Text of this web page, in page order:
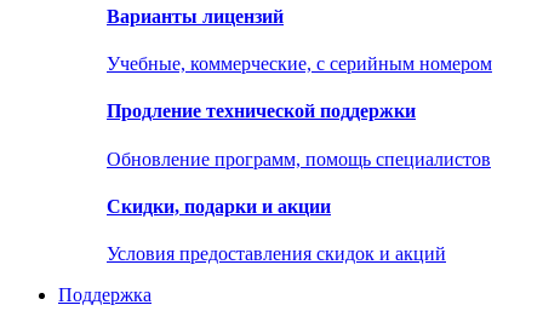
Варианты лицензий
Учебные, коммерческие, с серийным номером
Продление технической поддержки
Обновление программ, помощь специалистов
Скидки, подарки и акции
Условия предоставления скидок и акций
Поддержка